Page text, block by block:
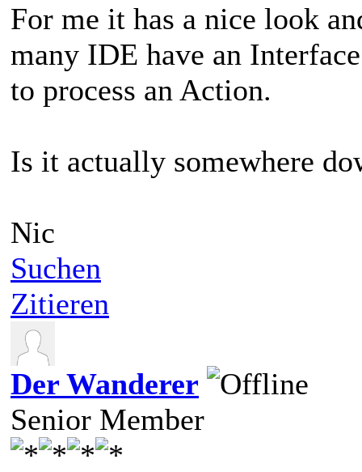
For me it has a nice look
many IDE have an
to process an Action.
Is it actually somewhere
Nic
Suchen
Zitieren
Der Wanderer
Senior Member